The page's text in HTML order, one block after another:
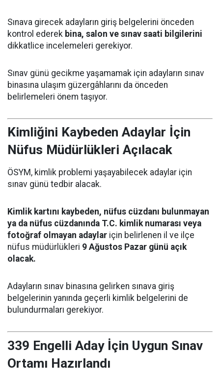
Sınava girecek adayların giriş belgelerini önceden
kontrol ederek bina, salon ve sınav saati bilgilerini
dikkatlice incelemeleri gerekiyor.
Sınav günü gecikme yaşamamak için adayların sınav
binasına ulaşım güzergâhlarını da önceden
belirlemeleri önem taşıyor.
Kimliğini Kaybeden Adaylar İçin
Nüfus Müdürlükleri Açılacak
ÖSYM, kimlik problemi yaşayabilecek adaylar için
sınav günü tedbir alacak.
Kimlik kartını kaybeden, nüfus cüzdanı bulunmayan
ya da nüfus cüzdanında T.C. kimlik numarası veya
fotoğraf olmayan adaylar için belirlenen il ve ilçe
nüfus müdürlükleri 9 Ağustos Pazar günü açık
olacak.
Adayların sınav binasına gelirken sınava giriş
belgelerinin yanında geçerli kimlik belgelerini de
bulundurmaları gerekiyor.
339 Engelli Aday İçin Uygun Sınav
Ortamı Hazırlandı